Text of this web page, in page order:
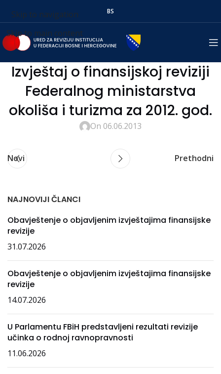
Skip to navigation
Skip to main content
BS
Izvještaj o finansijskoj reviziji
Federalnog ministarstva
okoliša i turizma za 2012. god.
On 06.06.2013
Novi Prethodni
NAJNOVIJI ČLANCI
Obavještenje o objavljenim izvještajima finansijske
revizije
31.07.2026
Obavještenje o objavljenim izvještajima finansijske
revizije
14.07.2026
U Parlamentu FBiH predstavljeni rezultati revizije
učinka o rodnoj ravnopravnosti
11.06.2026